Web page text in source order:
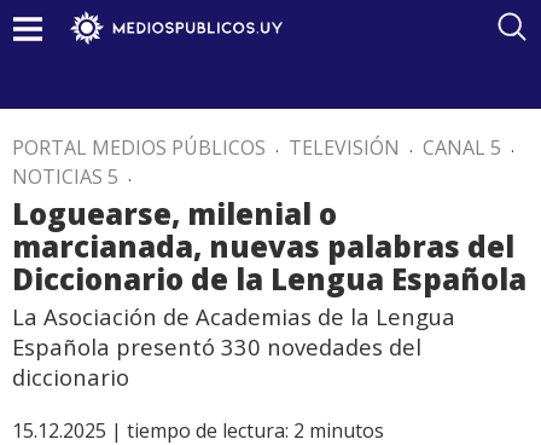
PORTAL MEDIOS PÚBLICOS . TELEVISIÓN . CANAL 5 .
NOTICIAS 5 .
Loguearse, milenial o
marcianada, nuevas palabras del
Diccionario de la Lengua Española
La Asociación de Academias de la Lengua
Española presentó 330 novedades del
diccionario
15.12.2025 | tiempo de lectura: 2 minutos